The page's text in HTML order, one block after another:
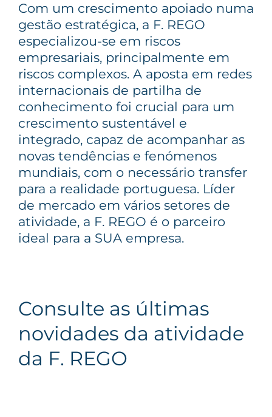
Com um crescimento apoiado numa
gestão estratégica, a F. REGO
especializou-se em riscos
empresariais, principalmente em
riscos complexos. A aposta em redes
internacionais de partilha de
conhecimento foi crucial para um
crescimento sustentável e
integrado, capaz de acompanhar as
novas tendências e fenómenos
mundiais, com o necessário transfer
para a realidade portuguesa. Líder
de mercado em vários setores de
atividade, a F. REGO é o parceiro
ideal para a SUA empresa.
Consulte as últimas
novidades da atividade
da F. REGO